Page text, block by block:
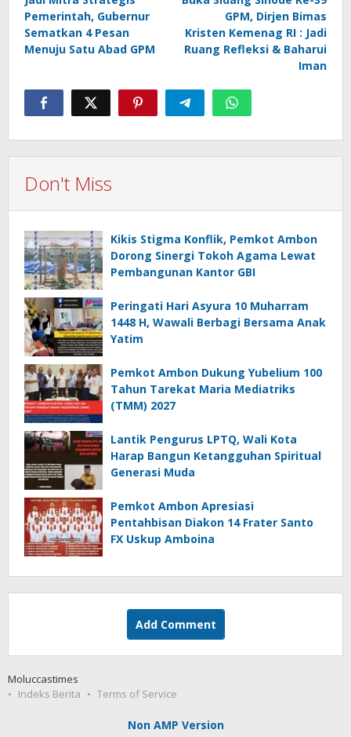
Pemerintah, Gubernur
Sematkan 4 Pesan
Menuju Satu Abad GPM
GPM, Dirjen Bimas
Kristen Kemenag RI : Jadi
Ruang Refleksi & Baharui
Iman
Don't Miss
Kikis Stigma Konflik, Pemkot Ambon
Dorong Sinergi Tokoh Agama Lewat
Pembangunan Kantor GBI
Peringati Hari Asyura 10 Muharram
1448 H, Wawali Berbagi Bersama Anak
Yatim
Pemkot Ambon Dukung Yubelium 100
Tahun Tarekat Maria Mediatriks
(TMM) 2027
Lantik Pengurus LPTQ, Wali Kota
Harap Bangun Ketangguhan Spiritual
Generasi Muda
Pemkot Ambon Apresiasi
Pentahbisan Diakon 14 Frater Santo
FX Uskup Amboina
Add Comment
Moluccastimes
Indeks Berita
Terms of Service
Non AMP Version